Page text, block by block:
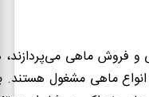
و فروش ماهی
ماهی مشغول هستند.